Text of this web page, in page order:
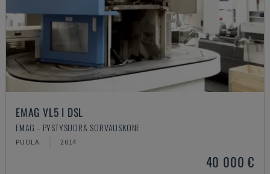
EMAG VL5 I DSL
EMAG - PYSTYSUORA SORVAUSKONE
PUOLA 2014
40 000 €